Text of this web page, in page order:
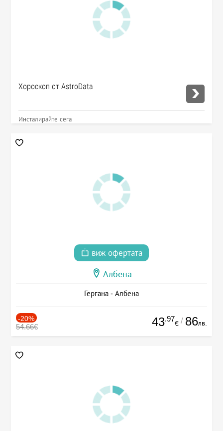
Хороскоп от AstroData
Инсталирайте сега
виж офертата
Албена
Гергана - Албена
-20%
54.66€ 43.97
€ / 86лв.